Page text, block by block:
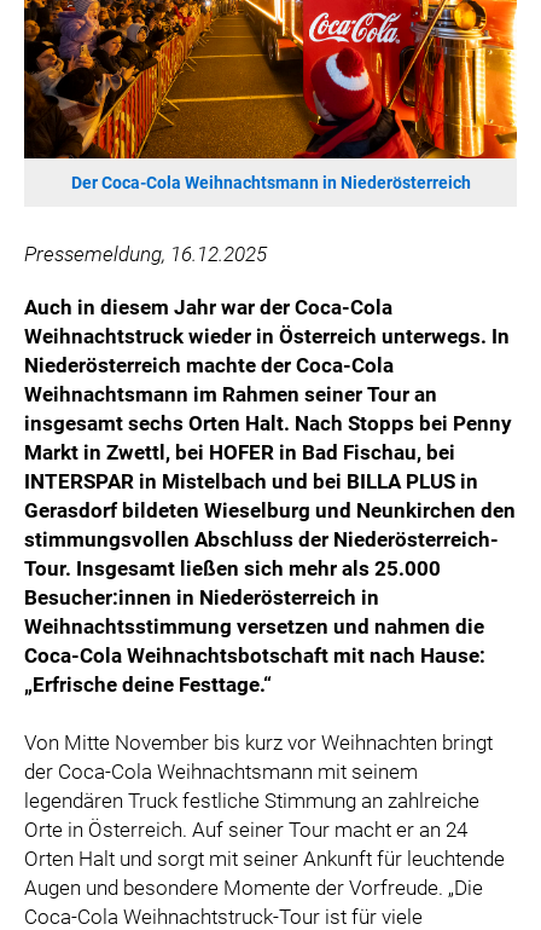
IMPERIAL MARKETS
TRÄGERVEREIN EINWEGPFAND
SPECIAL OLYMPICS ÖSTERREICH
MEDIA
PRESSEKONTAKT
Der Coca-Cola Weihnachtsmann in Niederösterreich
Pressemeldung, 16.12.2025
Auch in diesem Jahr war der Coca-Cola
Weihnachtstruck wieder in Österreich unterwegs. In
Niederösterreich machte der Coca-Cola
Weihnachtsmann im Rahmen seiner Tour an
insgesamt sechs Orten Halt. Nach Stopps bei Penny
Markt in Zwettl, bei HOFER in Bad Fischau, bei
INTERSPAR in Mistelbach und bei BILLA PLUS in
Gerasdorf bildeten Wieselburg und Neunkirchen den
stimmungsvollen Abschluss der Niederösterreich-
Tour. Insgesamt ließen sich mehr als 25.000
Besucher:innen in Niederösterreich in
Weihnachtsstimmung versetzen und nahmen die
Coca-Cola Weihnachtsbotschaft mit nach Hause:
„Erfrische deine Festtage.“
Von Mitte November bis kurz vor Weihnachten bringt
der Coca-Cola Weihnachtsmann mit seinem
legendären Truck festliche Stimmung an zahlreiche
Orte in Österreich. Auf seiner Tour macht er an 24
Orten Halt und sorgt mit seiner Ankunft für leuchtende
Augen und besondere Momente der Vorfreude. „Die
Coca-Cola Weihnachtstruck-Tour ist für viele